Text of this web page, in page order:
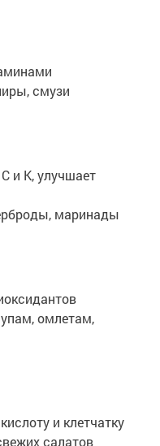
смузи
и K, улучшает
маринады
омлетам,
и клетчатку
салатов